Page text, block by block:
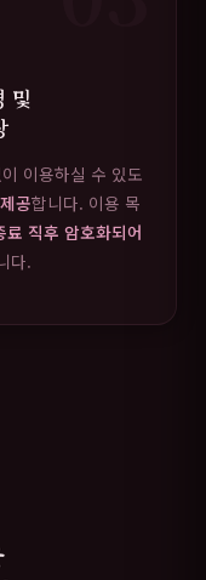
및
이용하실 수 있도
공합니다. 이용 목
료 직후 암호화되어
다.